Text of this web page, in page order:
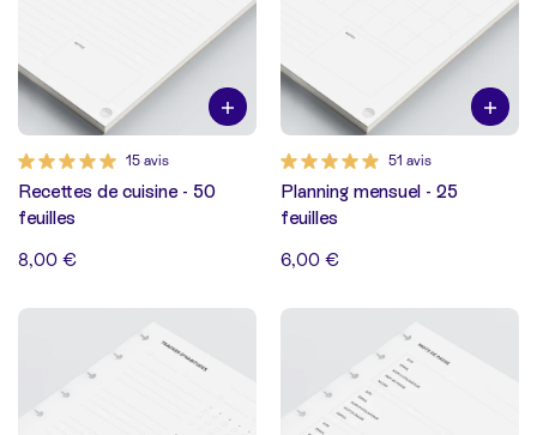
15 avis
Recettes de cuisine - 50
feuilles
8,00 €
51 avis
Planning mensuel - 25
feuilles
6,00 €